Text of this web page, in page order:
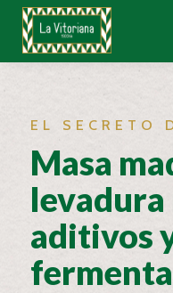
EL SECRETO
Masa
aditivos